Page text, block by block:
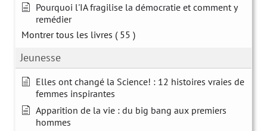
Pourquoi l'IA fragilise la démocratie et comment y
remédier
Montrer tous les livres ( 55 )
Jeunesse
Elles ont changé la Science! : 12 histoires vraies de
femmes inspirantes
Apparition de la vie : du big bang aux premiers
hommes